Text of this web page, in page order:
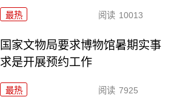
最热 阅读 10013
国家文物局要求博物馆暑期实事
求是开展预约工作
最热 阅读 7925